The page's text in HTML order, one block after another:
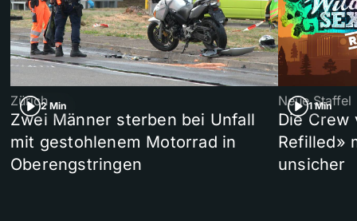
2 Min
Zürich
Zwei Männer sterben bei Unfall
mit gestohlenem Motorrad in
Oberengstringen
1 Min
Neue Staffel
Die Crew
Refilled»
unsicher